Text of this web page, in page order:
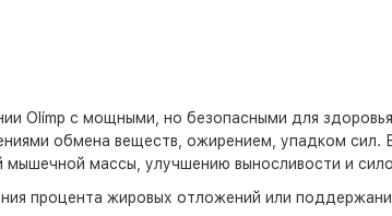
Olimp с мощными, но безопасными для
обмена веществ, ожирением, упадком сил.
массы, улучшению выносливости и
процента жировых отложений или